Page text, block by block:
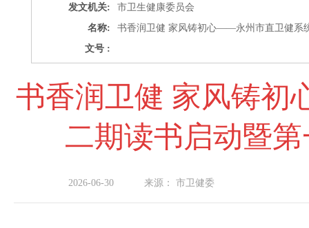
发文机关:
市卫生健康委员会
名称:
书香润卫健 家风铸初心——永州市直卫健系
文号 :
书香润卫健 家风铸
二期读书启动暨
2026-06-30 来源： 市卫健委